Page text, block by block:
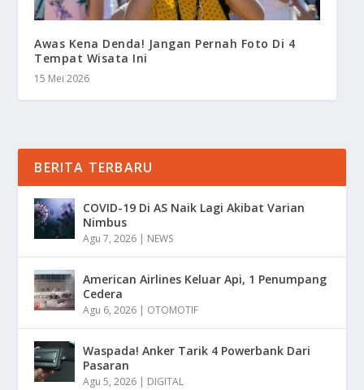
Awas Kena Denda! Jangan Pernah Foto Di 4
Tempat Wisata Ini
15 Mei 2026
BERITA TERBARU
COVID-19 Di AS Naik Lagi Akibat Varian
Nimbus
Agu 7, 2026 | NEWS
American Airlines Keluar Api, 1 Penumpang
Cedera
Agu 6, 2026 | OTOMOTIF
Waspada! Anker Tarik 4 Powerbank Dari
Pasaran
Agu 5, 2026 | DIGITAL